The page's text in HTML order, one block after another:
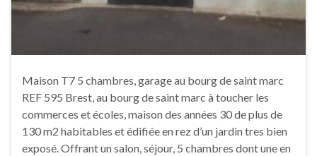
Maison T7 5 chambres, garage au bourg de saint marc
REF 595 Brest, au bourg de saint marc à toucher les
commerces et écoles, maison des années 30 de plus de
130 m2 habitables et édifiée en rez d’un jardin tres bien
exposé. Offrant un salon, séjour, 5 chambres dont une en